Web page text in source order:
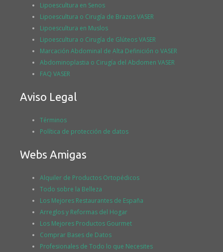
Lipoescultura en Senos
Lipoescultura o Cirugía de Brazos VASER
Lipoescultura en Muslos
Lipoescultura o Cirugía de Glúteos VASER
Marcación Abdominal de Alta Definición o VASER
Abdominoplastia o Cirugía del Abdomen VASER
FAQ VASER
Aviso Legal
Términos
Política de protección de datos
Webs Amigas
Alquiler de Productos Ortopédicos
Todo sobre la Belleza
Los Mejores Restaurantes de España
Arreglos y Reformas del Hogar
Los Mejores Productos Gourmet
Comprar Bases de Datos
Profesionales de Todo lo que Necesites